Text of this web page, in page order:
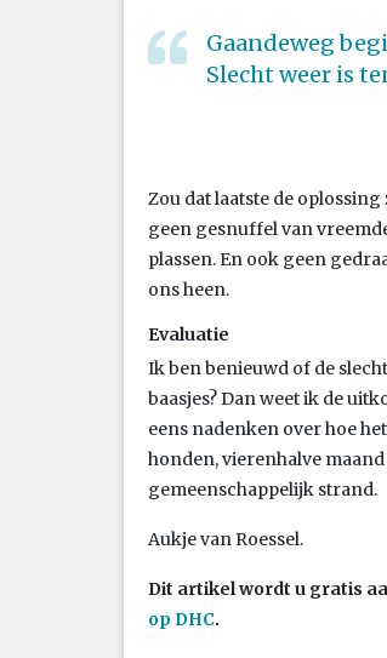
Gaandeweg
Slecht weer is
Zou dat laatste de
geen gesnuffel van
plassen. En ook geen
ons heen.
Evaluatie
Ik ben benieuwd of de
baasjes? Dan weet ik de
eens nadenken over hoe
honden, vierenhalve
gemeenschappelijk strand.
Aukje van Roessel.
Dit artikel wordt u gratis
op DHC.